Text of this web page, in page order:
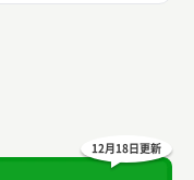
12月18日更新